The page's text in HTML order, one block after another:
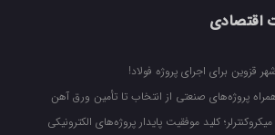
اقتصادی
قزوین برای اجرای پروژه فولاد!
همراه پروژه‌های صنعتی از انتخاب تا تأمین ورق آهن
کلید موفقیت پایدار پروژه‌های الکترونیکی